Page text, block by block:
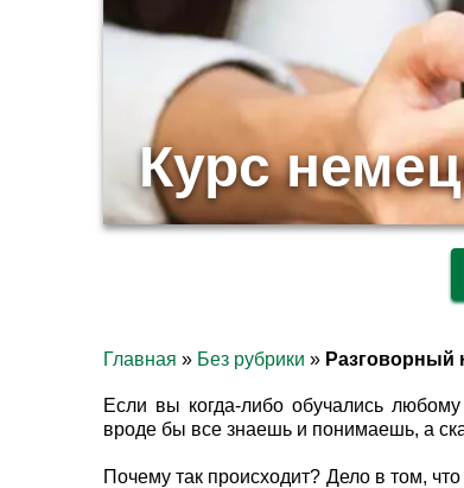
Курс
Главная » Без рубрики » Разговорный
Если вы когда-либо обучались
вроде бы все знаешь и понимаешь, а
Почему так происходит? Дело в том,